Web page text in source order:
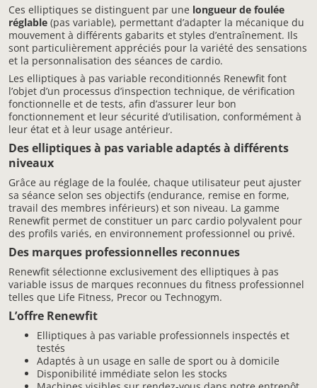
Ces elliptiques se distinguent par une longueur de foulée
réglable (pas variable), permettant d’adapter la mécanique du
mouvement à différents gabarits et styles d’entraînement. Ils
sont particulièrement appréciés pour la variété des sensations
et la personnalisation des séances de cardio.
Les elliptiques à pas variable reconditionnés Renewfit font
l’objet d’un processus d’inspection technique, de vérification
fonctionnelle et de tests, afin d’assurer leur bon
fonctionnement et leur sécurité d’utilisation, conformément à
leur état et à leur usage antérieur.
Des elliptiques à pas variable adaptés à différents
niveaux
Grâce au réglage de la foulée, chaque utilisateur peut ajuster
sa séance selon ses objectifs (endurance, remise en forme,
travail des membres inférieurs) et son niveau. La gamme
Renewfit permet de constituer un parc cardio polyvalent pour
des profils variés, en environnement professionnel ou privé.
Des marques professionnelles reconnues
Renewfit sélectionne exclusivement des elliptiques à pas
variable issus de marques reconnues du fitness professionnel
telles que Life Fitness, Precor ou Technogym.
L’offre Renewfit
Elliptiques à pas variable professionnels inspectés et
testés
Adaptés à un usage en salle de sport ou à domicile
Disponibilité immédiate selon les stocks